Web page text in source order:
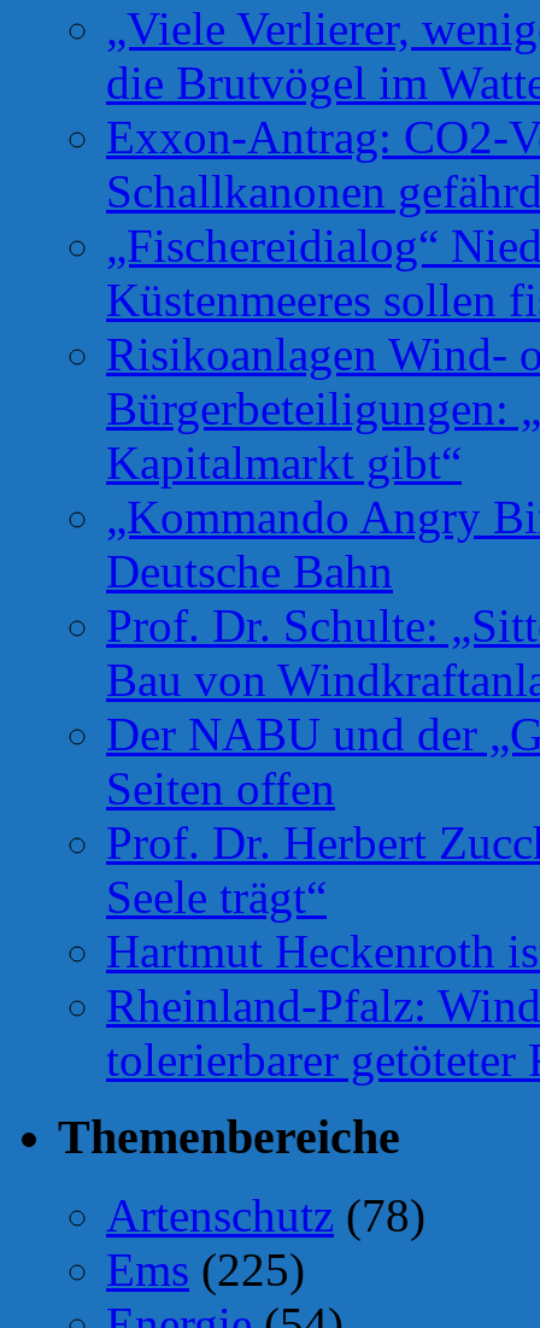
„Viele Verlierer,
die Brutvögel im
Exxon-Antrag: CO2-
Schallkanonen
„Fischereidialog“
Küstenmeeres sollen
Risikoanlagen Wind-
Bürgerbeteiligungen:
Kapitalmarkt gibt“
„Kommando Angry
Deutsche Bahn
Prof. Dr. Schulte:
Bau von
Der NABU und der
Seiten offen
Prof. Dr. Herbert
Seele trägt“
Hartmut Heckenroth
Rheinland-Pfalz:
tolerierbarer getöteter
Themenbereiche
Artenschutz (78)
Ems (225)